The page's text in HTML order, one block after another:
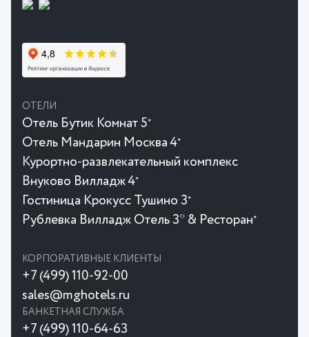
ОТЕЛИ
Отель Бутик Комнат 5★
Отель Мандарин Москва 4★
Курортно-развлекательный комплекс
Внуково Вилладж 4★
Гостиница Крокусc Тушино 3★
Рублевка Вилладж Отель 3* & Ресторан★
КОРПОРАТИВНЫЕ КЛИЕНТЫ
+7 (499) 110-92-00
sales@mghotels.ru
БАНКЕТНАЯ СЛУЖБА
+7 (499) 110-64-63